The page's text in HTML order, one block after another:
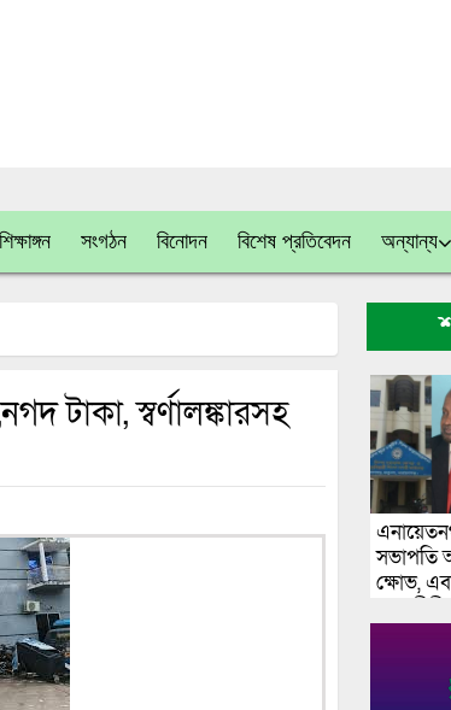
শিক্ষাঙ্গন সংগঠন বিনোদন বিশেষ প্রতিবেদন অন্যান্য
টাকা, স্বর্ণালঙ্কারসহ
সভাপতি
ক্ষোভ,